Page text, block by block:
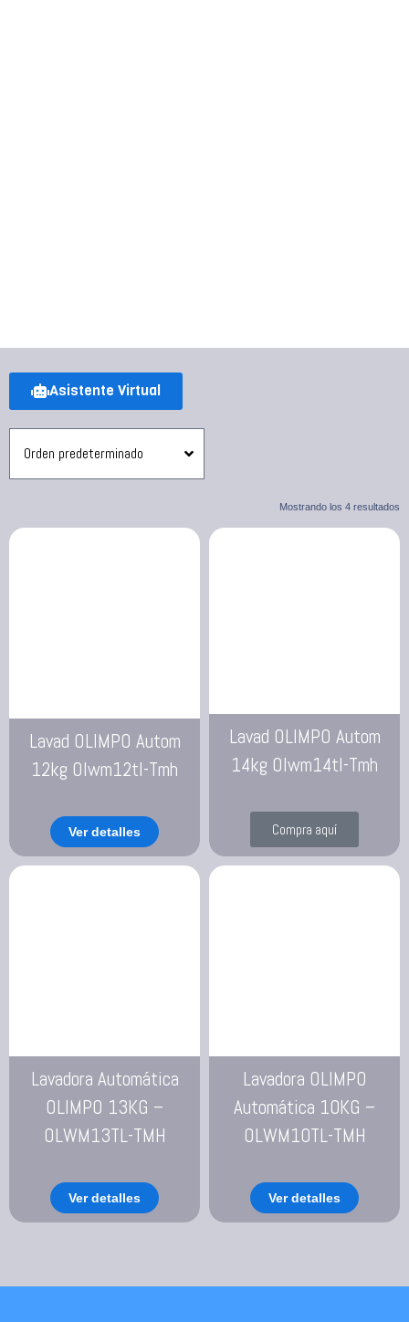
Asistente Virtual
Mostrando los 4 resultados
Lavad OLIMPO Autom
12kg Olwm12tl-Tmh
Ver detalles
Lavad OLIMPO Autom
14kg Olwm14tl-Tmh
Compra aquí
Lavadora Automática
OLIMPO 13KG –
OLWM13TL-TMH
Ver detalles
Lavadora OLIMPO
Automática 10KG –
OLWM10TL-TMH
Ver detalles